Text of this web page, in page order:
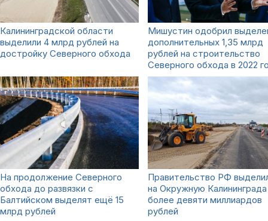
Калининградской области
выделили 4 млрд рублей на
достройку Северного обхода
Мишустин одобрил
дополнительных 1,35 млрд
рублей на строительство
Северного обхода в 2022
На продолжение Северного
обхода до развязки с
Балтийском выделят ещё 15
млрд рублей
Правительство РФ
на Окружную Калининграда
более девяти миллиардов
рублей